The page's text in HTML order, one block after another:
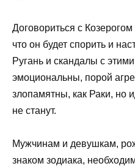
Договориться с
что он будет спорить и
Ругань и скандалы с
эмоциональны, порой
злопамятны, как Раки, но
не станут.
Мужчинам и девушкам,
знаком зодиака,